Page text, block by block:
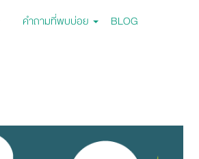
คำถามที่พบบ่อย BLOG